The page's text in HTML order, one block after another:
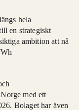
hela
en strategiskt
ambition att nå
med ett
Bolaget har även